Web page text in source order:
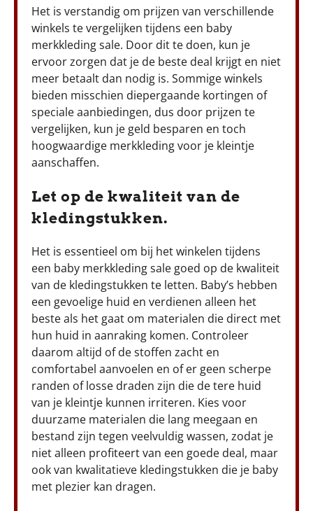
Het is verstandig om prijzen van verschillende
winkels te vergelijken tijdens een baby
merkkleding sale. Door dit te doen, kun je
ervoor zorgen dat je de beste deal krijgt en niet
meer betaalt dan nodig is. Sommige winkels
bieden misschien diepergaande kortingen of
speciale aanbiedingen, dus door prijzen te
vergelijken, kun je geld besparen en toch
hoogwaardige merkkleding voor je kleintje
aanschaffen.
Let op de kwaliteit van de
kledingstukken.
Het is essentieel om bij het winkelen tijdens
een baby merkkleding sale goed op de kwaliteit
van de kledingstukken te letten. Baby’s hebben
een gevoelige huid en verdienen alleen het
beste als het gaat om materialen die direct met
hun huid in aanraking komen. Controleer
daarom altijd of de stoffen zacht en
comfortabel aanvoelen en of er geen scherpe
randen of losse draden zijn die de tere huid
van je kleintje kunnen irriteren. Kies voor
duurzame materialen die lang meegaan en
bestand zijn tegen veelvuldig wassen, zodat je
niet alleen profiteert van een goede deal, maar
ook van kwalitatieve kledingstukken die je baby
met plezier kan dragen.